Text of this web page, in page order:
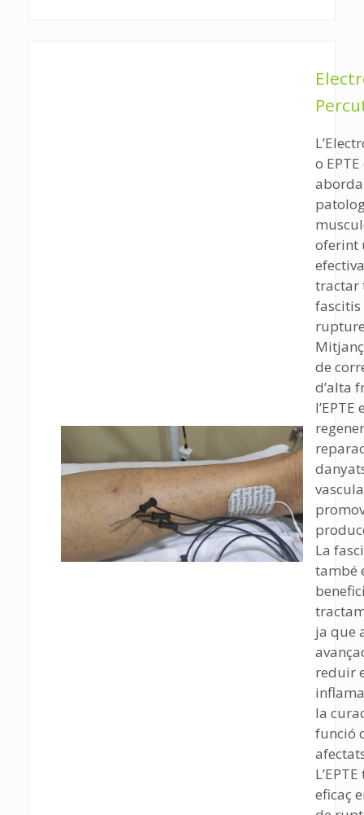
o
oferint
tractar
de
d’alta
La
també
ja que
reduir
la
funció
eficaç